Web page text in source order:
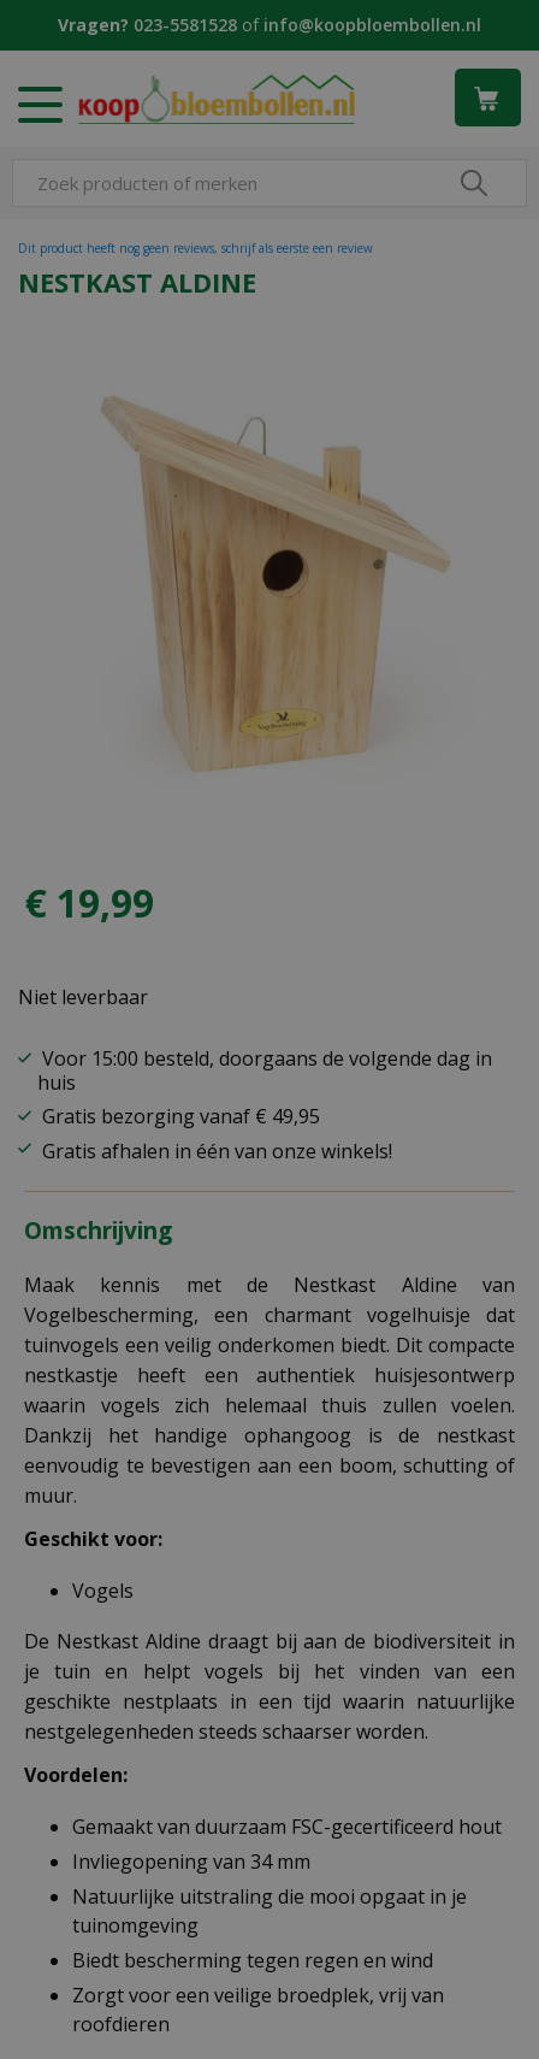
Vragen? 023-5581528 of info@koopbloembollen.nl
NESTKAST ALDINE
Dit product heeft nog geen reviews, schrijf als eerste een review
€ 19,99
Niet leverbaar
Voor 15:00 besteld, doorgaans de volgende dag in
huis
Gratis bezorging vanaf € 49,95
Gratis afhalen in één van onze winkels!
Omschrijving
Maak kennis met de Nestkast Aldine van
Vogelbescherming, een charmant vogelhuisje dat
tuinvogels een veilig onderkomen biedt. Dit compacte
nestkastje heeft een authentiek huisjesontwerp
waarin vogels zich helemaal thuis zullen voelen.
Dankzij het handige ophangoog is de nestkast
eenvoudig te bevestigen aan een boom, schutting of
muur.
Geschikt voor:
Vogels
De Nestkast Aldine draagt bij aan de biodiversiteit in
je tuin en helpt vogels bij het vinden van een
geschikte nestplaats in een tijd waarin natuurlijke
nestgelegenheden steeds schaarser worden.
Voordelen:
Gemaakt van duurzaam FSC-gecertificeerd hout
Invliegopening van 34 mm
Natuurlijke uitstraling die mooi opgaat in je
tuinomgeving
Biedt bescherming tegen regen en wind
Zorgt voor een veilige broedplek, vrij van
roofdieren